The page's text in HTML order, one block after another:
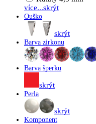
více...skrýt
Ouško
skrýt
Barva zirkonu
Barva šperku
skrýt
Perla
skrýt
Komponent